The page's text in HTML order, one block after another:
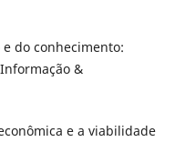
e do conhecimento:
&
e a viabilidade